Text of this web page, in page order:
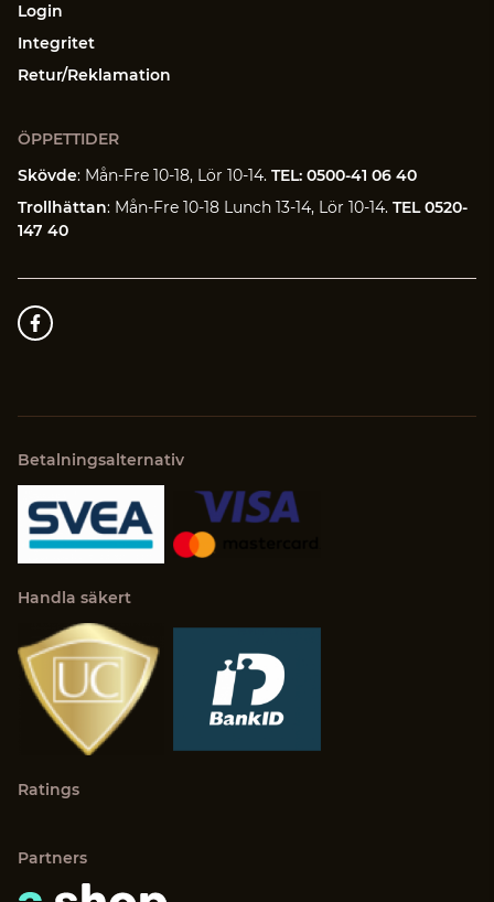
Login
Integritet
Retur/Reklamation
ÖPPETTIDER
Skövde: Mån-Fre 10-18, Lör 10-14. TEL: 0500-41 06 40
Trollhättan: Mån-Fre 10-18 Lunch 13-14, Lör 10-14. TEL 0520-
147 40
Betalningsalternativ
Handla säkert
Ratings
Partners